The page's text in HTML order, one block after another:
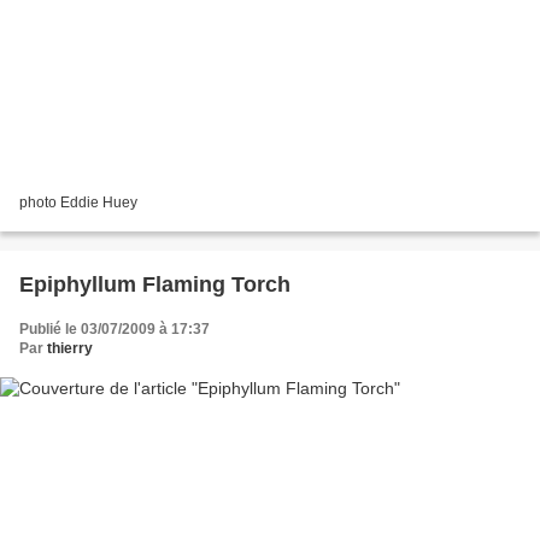
photo Eddie Huey
Epiphyllum Flaming Torch
Publié le 03/07/2009 à 17:37
Par thierry